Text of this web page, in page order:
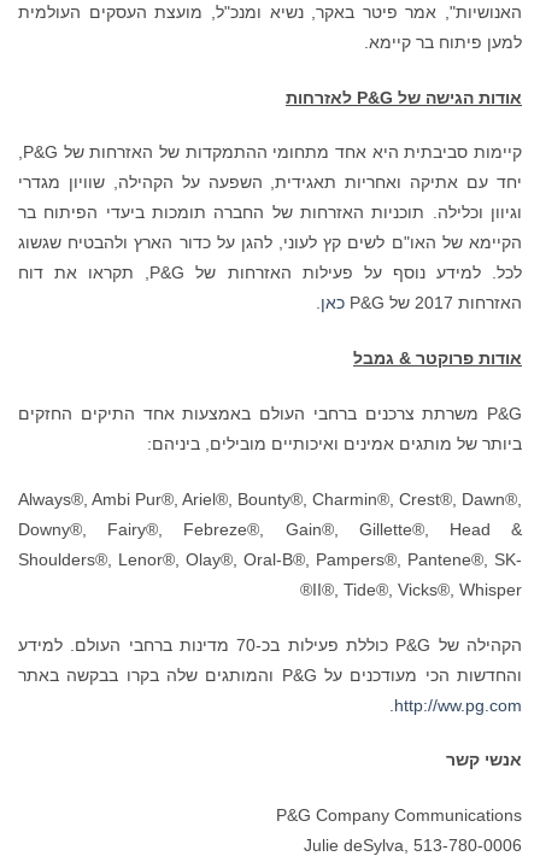
האנושיות", אמר פיטר באקר, נשיא ומנכ"ל, מועצת העסקים העולמית
למען פיתוח בר קיימא.
אודות הגישה של P&G לאזרחות
קיימות סביבתית היא אחד מתחומי ההתמקדות של האזרחות של P&G,
יחד עם אתיקה ואחריות תאגידית, השפעה על הקהילה, שוויון מגדרי
וגיוון וכלילה. תוכניות האזרחות של החברה תומכות ביעדי הפיתוח בר
הקיימא של האו"ם לשים קץ לעוני, להגן על כדור הארץ ולהבטיח שגשוג
לכל. למידע נוסף על פעילות האזרחות של P&G, תקראו את דוח
האזרחות 2017 של P&G
כאן.
אודות פרוקטר & גמבל
P&G משרתת צרכנים ברחבי העולם באמצעות אחד התיקים החזקים
ביותר של מותגים אמינים ואיכותיים מובילים, ביניהם:
Always®, Ambi Pur®, Ariel®, Bounty®, Charmin®, Crest®, Dawn®,
Downy®, Fairy®, Febreze®, Gain®, Gillette®, Head &
Shoulders®, Lenor®, Olay®, Oral-B®, Pampers®, Pantene®, SK-
II®, Tide®, Vicks®, Whisper®
הקהילה של P&G כוללת פעילות בכ-70 מדינות ברחבי העולם. למידע
והחדשות הכי מעודכנים על P&G והמותגים שלה בקרו בבקשה באתר
http://ww.pg.com
אנשי קשר
P&G Company Communications
Julie deSylva, 513-780-0006